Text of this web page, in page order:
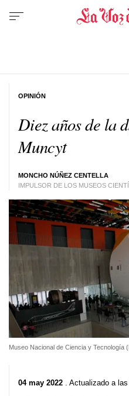
Diez años de la
Muncyt
MONCHO NÚÑEZ CENTELLA
IMPULSOR DE LOS MUSEOS
OPINIÓN
Museo Nacional de Ciencia y Tecnología
04 may 2022 . Actualizado a las